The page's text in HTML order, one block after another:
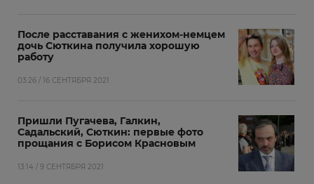
После расставания с женихом-немцем
дочь Сюткина получила хорошую
работу
03:26 / 16 СЕНТЯБРЯ 2021
Пришли Пугачева, Галкин,
Садальский, Сюткин: первые фото
прощания с Борисом Красновым
13:14 / 9 СЕНТЯБРЯ 2021